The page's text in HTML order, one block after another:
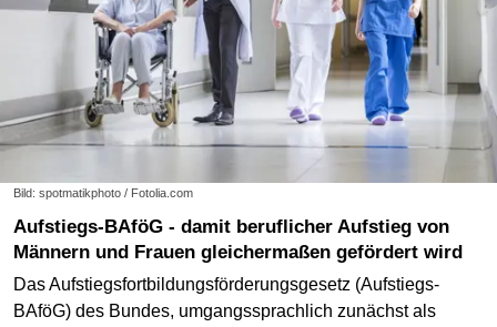
Bild: spotmatikphoto / Fotolia.com
Aufstiegs-BAföG - damit beruflicher Aufstieg von
Männern und Frauen gleichermaßen gefördert wird
Das Aufstiegsfortbildungsförderungsgesetz (Aufstiegs-
BAföG) des Bundes, umgangssprachlich zunächst als